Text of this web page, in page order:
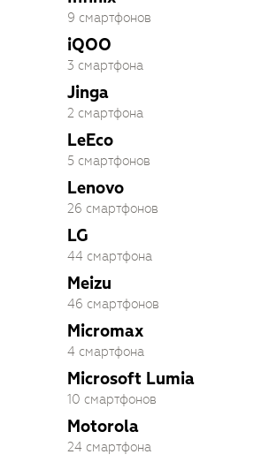
9 смартфонов
iQOO
3 смартфона
Jinga
2 смартфона
LeEco
5 смартфонов
Lenovo
26 смартфонов
LG
44 смартфона
Meizu
46 смартфонов
Micromax
4 смартфона
Microsoft Lumia
10 смартфонов
Motorola
24 смартфона